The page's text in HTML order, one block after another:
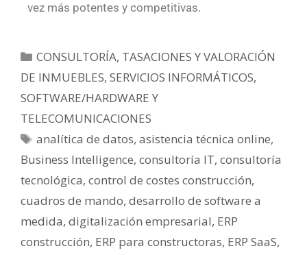
vez más potentes y competitivas.
CONSULTORÍA, TASACIONES Y VALORACIÓN
DE INMUEBLES, SERVICIOS INFORMÁTICOS,
SOFTWARE/HARDWARE Y
TELECOMUNICACIONES
analítica de datos,asistencia técnica online,
Business Intelligence, consultoría IT, consultoría
tecnológica, control de costes construcción,
cuadros de mando, desarrollo de software a
medida, digitalización empresarial, ERP
construcción, ERP para constructoras, ERP SaaS,